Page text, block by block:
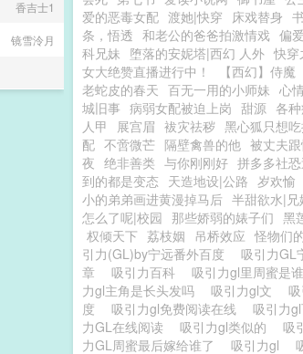
爱的恶毒女配 渡她|快穿 床戏替身
条，悟透 和老公的爸爸拍激情戏 偏
科兄妹 堕落的安妮塔|西幻 人外 快穿
女大绝赞直播进行中！
【西幻】侍魔
老蛇皮的春天 百无一用的小师妹 心
城旧事 病弱女配被迫上岗 甜源 各
人甲
展宫眉 袚灾祛秽 黑心狐只想
配 不啻微芒 隔壁禽兽的他 被丈夫
夜 绝非善类 与你刚刚好 拼多多社
到的都是变态 天造地设|公路 岁欢愉
小的弟弟画进黄漫掉马后 半甜欲水|兄
怎么了呢|校园 那些娇弱的婊子们 黑
权倾天下 荔枝姻 吊桥效应 怪物们
引力(GL)by宁远番外百度
吸引力GL
章
吸引力百科 吸引力gl里周蜜是
力gl主角是长头发吗
吸引力gl文
度
吸引力gl免费阅读在线 吸引力
力GL在线阅读
吸引力gl类似的 吸
力GL周蜜最后嫁给谁了
吸引力gl
香吉士1
镜雪泠月